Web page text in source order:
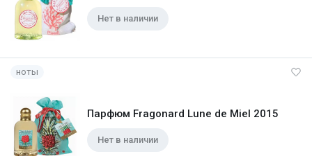
Нет в наличии
ноты
Парфюм Fragonard Lune de Miel 2015
Нет в наличии